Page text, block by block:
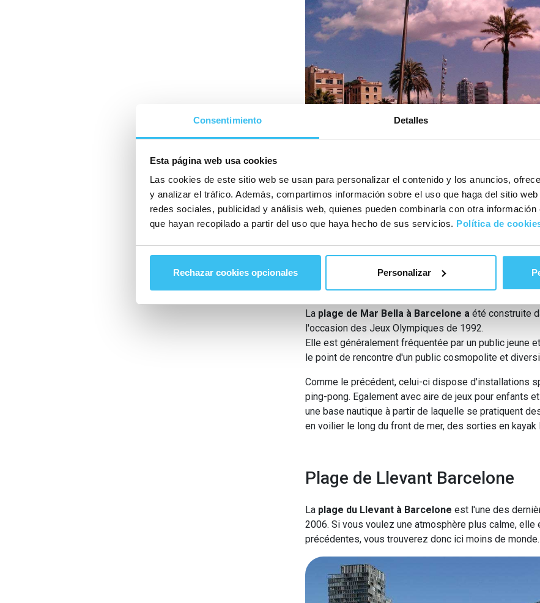
Consentimiento Detalles
Esta página web usa cookies
Las cookies de este sitio web se usan para personalizar el contenido y los anuncios,
y analizar el tráfico. Además, compartimos información sobre el uso que haga del sitio
redes sociales, publicidad y análisis web, quienes pueden combinarla con otra
que hayan recopilado a partir del uso que haya hecho de sus servicios. Política de
Rechazar cookies opcionales Personalizar
Source :
La plage de la Mar Bella à
La plage de Mar Bella à Barcelone aété construite
l'occasion des Jeux Olympiques de 1992.
Elle est généralement fréquentée par un public jeune
le point de rencontre d'un public cosmopolite et
Comme le précédent, celui-ci dispose d'installations
ping-pong. Egalement avec aire de jeux pour enfants
une base nautique à partir de laquelle se pratiquent
en voilier le long du front de mer, des sorties en kayak
Plage de Llevant Barcelone
La plage du Llevant à Barcelone est l'une des
2006. Si vous voulez une atmosphère plus calme,
précédentes, vous trouverez donc ici moins de monde.